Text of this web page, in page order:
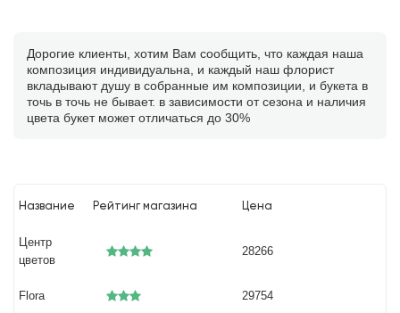
Дорогие клиенты, хотим Вам сообщить, что каждая наша
композиция индивидуальна, и каждый наш флорист
вкладывают душу в собранные им композиции, и букета в
точь в точь не бывает. в зависимости от сезона и наличия
цвета букет может отличаться до 30%
Название Рейтинг магазина Цена
Центр
цветов
28266
Flora 29754